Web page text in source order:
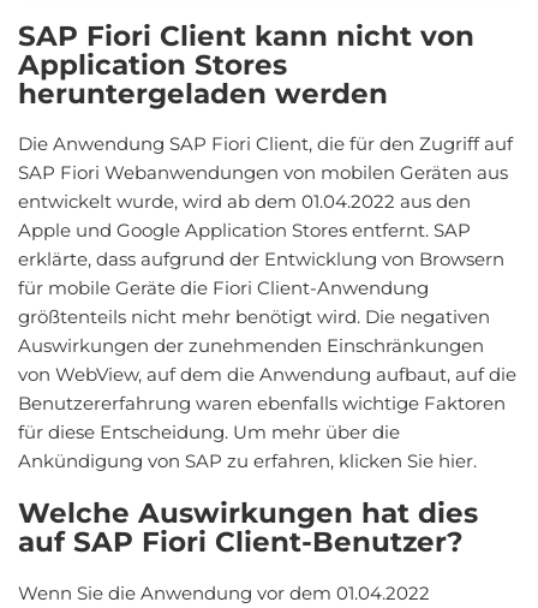
SAP Fiori Client kann nicht von
Application Stores
heruntergeladen werden
Die Anwendung SAP Fiori Client, die für den Zugriff auf
SAP Fiori Webanwendungen von mobilen Geräten aus
entwickelt wurde, wird ab dem 01.04.2022 aus den
Apple und Google Application Stores entfernt. SAP
erklärte, dass aufgrund der Entwicklung von Browsern
für mobile Geräte die Fiori Client-Anwendung
größtenteils nicht mehr benötigt wird. Die negativen
Auswirkungen der zunehmenden Einschränkungen
von WebView, auf dem die Anwendung aufbaut, auf die
Benutzererfahrung waren ebenfalls wichtige Faktoren
für diese Entscheidung. Um mehr über die
Ankündigung von SAP zu erfahren, klicken Sie hier.
Welche Auswirkungen hat dies
auf SAP Fiori Client-Benutzer?
Wenn Sie die Anwendung vor dem 01.04.2022